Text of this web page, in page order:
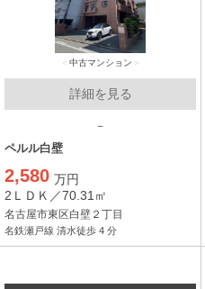
中古マンション
詳細を見る
－
ペルル白壁
2,580 万円
2ＬＤＫ／70.31㎡
名古屋市東区白壁２丁目
名鉄瀬戸線 清水徒歩 4 分